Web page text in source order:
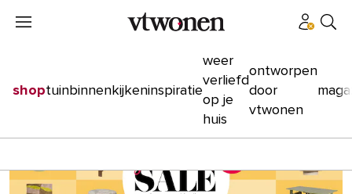
shoptuinbinnenkijkeninspiratie
weer
verliefd
op je
huis
ontworpen
door
vtwonen